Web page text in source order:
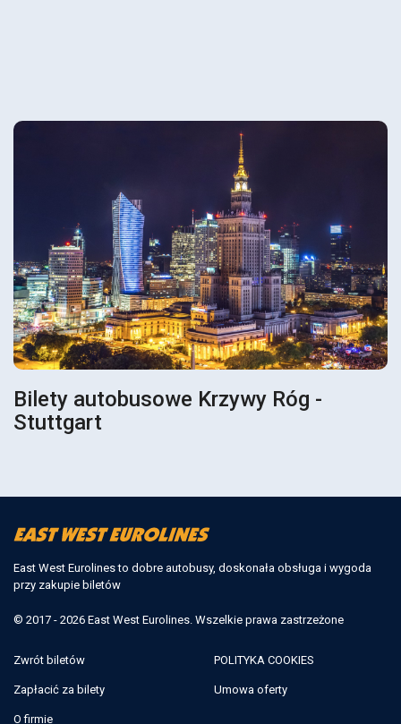
Bilety autobusowe Krzywy Róg -
Stuttgart
East West Eurolines to dobre autobusy, doskonała obsługa i wygoda
przy zakupie biletów
© 2017 - 2026 East West Eurolines. Wszelkie prawa zastrzeżone
Zwrót biletów
Zapłacić za bilety
O firmie
POLITYKA COOKIES
Umowa oferty